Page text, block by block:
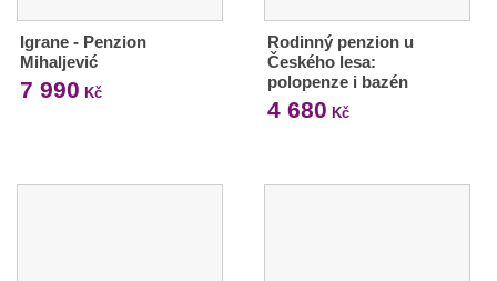
Igrane - Penzion
Mihaljević
7 990 Kč
Rodinný penzion u
Českého lesa:
polopenze i bazén
4 680 Kč